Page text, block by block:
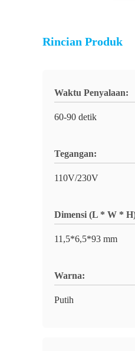
Rincian Produk
Waktu Penyalaan:
60-90 detik
Tegangan:
110V/230V
Dimensi (L * W *
11,5*6,5*93 mm
Warna:
Putih